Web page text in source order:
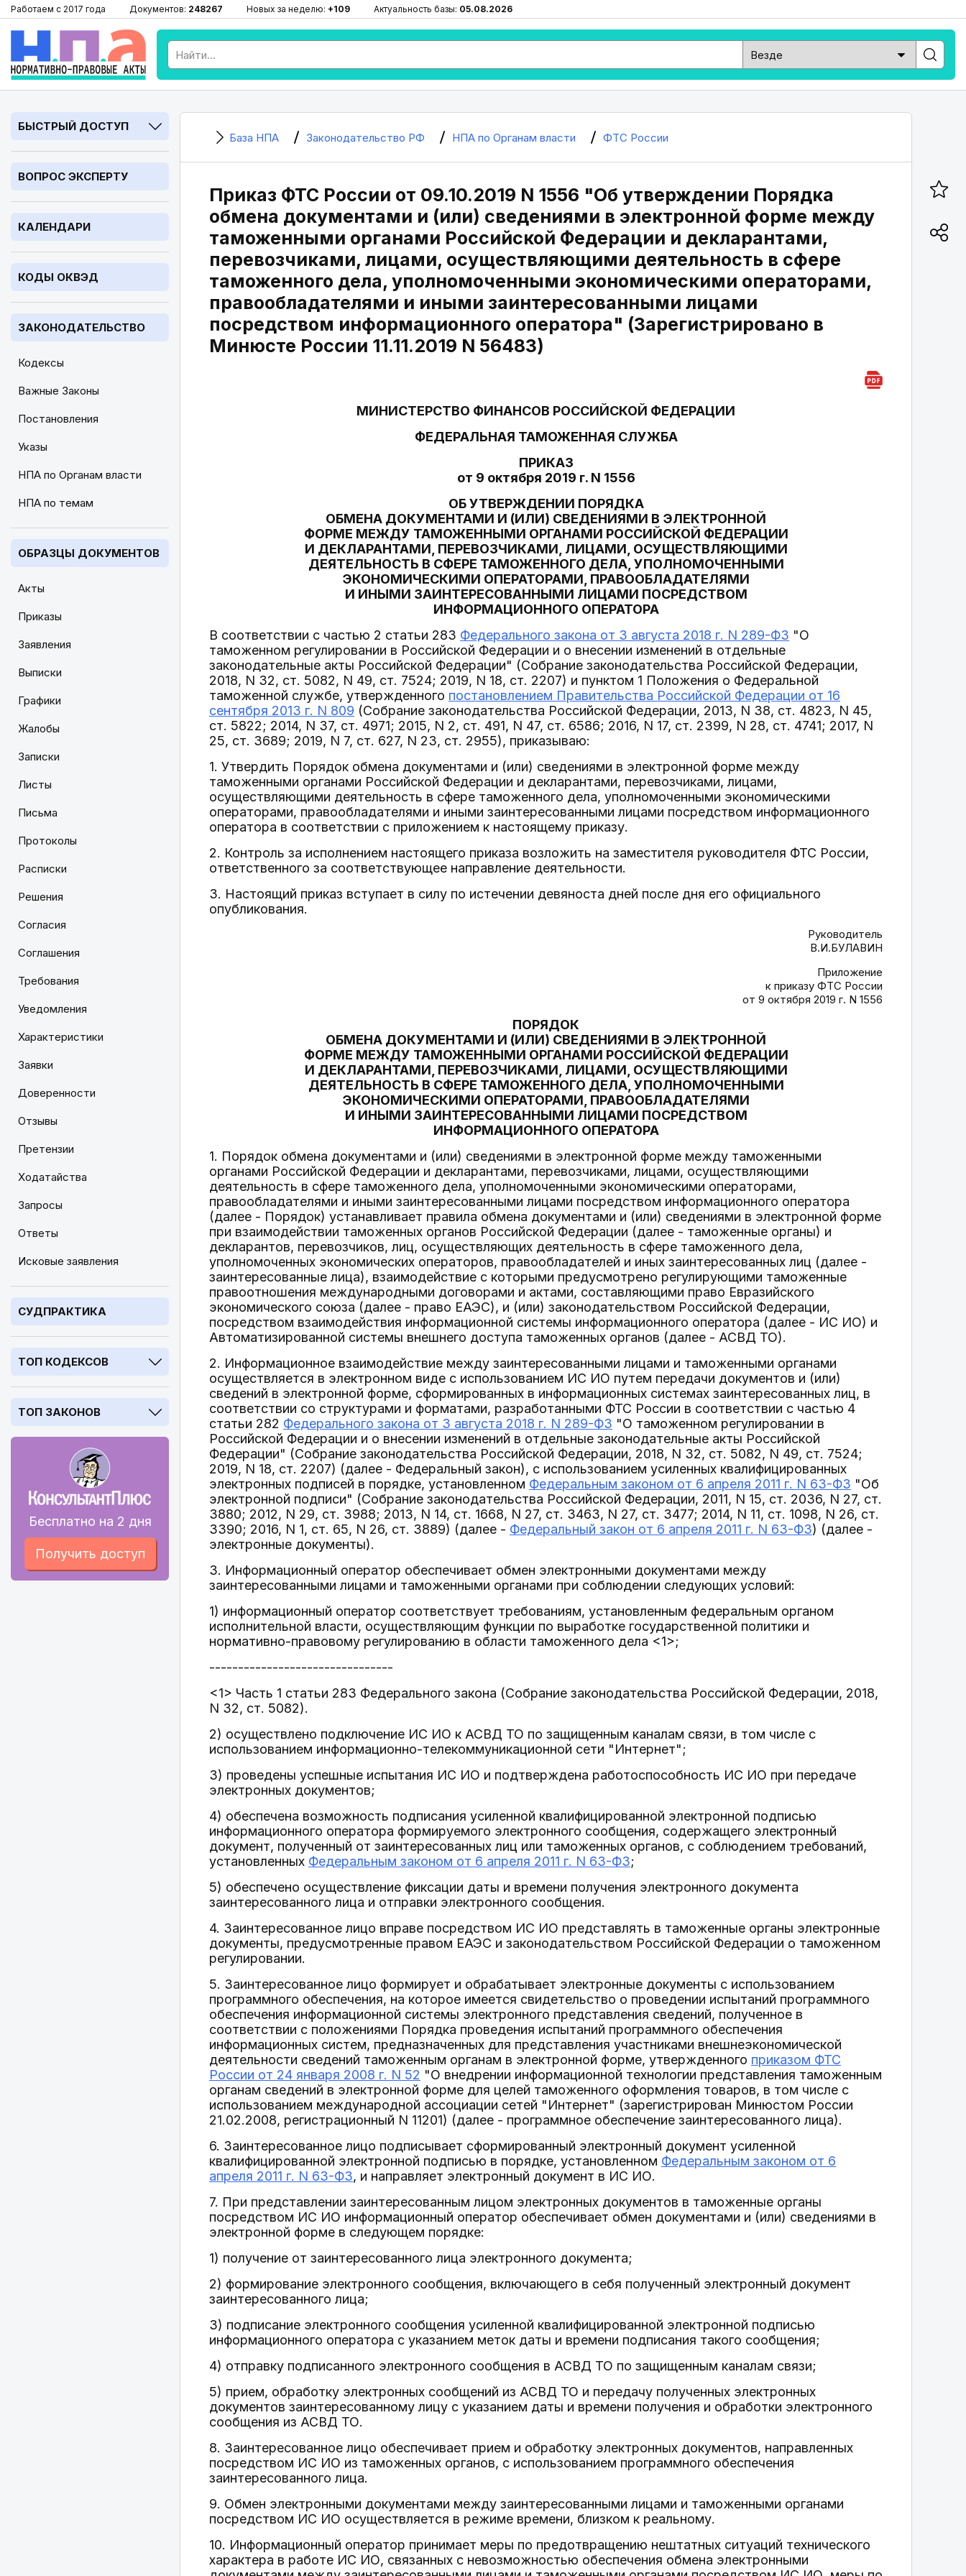
Работаем с 2017 года Документов: 248267 Новых за неделю: +109 Актуальность базы: 05.08.2026
БЫСТРЫЙ ДОСТУП
ВОПРОС ЭКСПЕРТУ
КАЛЕНДАРИ
КОДЫ ОКВЭД
ЗАКОНОДАТЕЛЬСТВО
Кодексы
Важные Законы
Постановления
Указы
НПА по Органам власти
НПА по темам
ОБРАЗЦЫ ДОКУМЕНТОВ
Акты
Приказы
Заявления
Выписки
Графики
Жалобы
Записки
Листы
Письма
Протоколы
Расписки
Решения
Согласия
Соглашения
Требования
Уведомления
Характеристики
Заявки
Доверенности
Отзывы
Претензии
Ходатайства
Запросы
Ответы
Исковые заявления
СУДПРАКТИКА
ТОП КОДЕКСОВ
ТОП ЗАКОНОВ
Бесплатно на 2 дня
Получить доступ
База НПА Законодательство РФ НПА по Органам власти ФТС России
Приказ ФТС России от 09.10.2019 N 1556 "Об утверждении Порядка
обмена документами и (или) сведениями в электронной форме между
таможенными органами Российской Федерации и декларантами,
перевозчиками, лицами, осуществляющими деятельность в сфере
таможенного дела, уполномоченными экономическими операторами,
правообладателями и иными заинтересованными лицами
посредством информационного оператора" (Зарегистрировано в
Минюсте России 11.11.2019 N 56483)
МИНИСТЕРСТВО ФИНАНСОВ РОССИЙСКОЙ ФЕДЕРАЦИИ
ФЕДЕРАЛЬНАЯ ТАМОЖЕННАЯ СЛУЖБА
ПРИКАЗ
от 9 октября 2019 г. N 1556
ОБ УТВЕРЖДЕНИИ ПОРЯДКА
ОБМЕНА ДОКУМЕНТАМИ И (ИЛИ) СВЕДЕНИЯМИ В ЭЛЕКТРОННОЙ
ФОРМЕ МЕЖДУ ТАМОЖЕННЫМИ ОРГАНАМИ РОССИЙСКОЙ ФЕДЕРАЦИИ
И ДЕКЛАРАНТАМИ, ПЕРЕВОЗЧИКАМИ, ЛИЦАМИ, ОСУЩЕСТВЛЯЮЩИМИ
ДЕЯТЕЛЬНОСТЬ В СФЕРЕ ТАМОЖЕННОГО ДЕЛА, УПОЛНОМОЧЕННЫМИ
ЭКОНОМИЧЕСКИМИ ОПЕРАТОРАМИ, ПРАВООБЛАДАТЕЛЯМИ
И ИНЫМИ ЗАИНТЕРЕСОВАННЫМИ ЛИЦАМИ ПОСРЕДСТВОМ
ИНФОРМАЦИОННОГО ОПЕРАТОРА
В соответствии с частью 2 статьи 283 Федерального закона от 3 августа 2018 г. N 289-ФЗ "О
таможенном регулировании в Российской Федерации и о внесении изменений в отдельные
законодательные акты Российской Федерации" (Собрание законодательства Российской Федерации,
2018, N 32, ст. 5082, N 49, ст. 7524; 2019, N 18, ст. 2207) и пунктом 1 Положения о Федеральной
таможенной службе, утвержденного постановлением Правительства Российской Федерации от 16
сентября 2013 г. N 809 (Собрание законодательства Российской Федерации, 2013, N 38, ст. 4823, N 45,
ст. 5822; 2014, N 37, ст. 4971; 2015, N 2, ст. 491, N 47, ст. 6586; 2016, N 17, ст. 2399, N 28, ст. 4741; 2017, N
25, ст. 3689; 2019, N 7, ст. 627, N 23, ст. 2955), приказываю:
1. Утвердить Порядок обмена документами и (или) сведениями в электронной форме между
таможенными органами Российской Федерации и декларантами, перевозчиками, лицами,
осуществляющими деятельность в сфере таможенного дела, уполномоченными экономическими
операторами, правообладателями и иными заинтересованными лицами посредством информационного
оператора в соответствии с приложением к настоящему приказу.
2. Контроль за исполнением настоящего приказа возложить на заместителя руководителя ФТС России,
ответственного за соответствующее направление деятельности.
3. Настоящий приказ вступает в силу по истечении девяноста дней после дня его официального
опубликования.
Руководитель
В.И.БУЛАВИН
Приложение
к приказу ФТС России
от 9 октября 2019 г. N 1556
ПОРЯДОК
ОБМЕНА ДОКУМЕНТАМИ И (ИЛИ) СВЕДЕНИЯМИ В ЭЛЕКТРОННОЙ
ФОРМЕ МЕЖДУ ТАМОЖЕННЫМИ ОРГАНАМИ РОССИЙСКОЙ ФЕДЕРАЦИИ
И ДЕКЛАРАНТАМИ, ПЕРЕВОЗЧИКАМИ, ЛИЦАМИ, ОСУЩЕСТВЛЯЮЩИМИ
ДЕЯТЕЛЬНОСТЬ В СФЕРЕ ТАМОЖЕННОГО ДЕЛА, УПОЛНОМОЧЕННЫМИ
ЭКОНОМИЧЕСКИМИ ОПЕРАТОРАМИ, ПРАВООБЛАДАТЕЛЯМИ
И ИНЫМИ ЗАИНТЕРЕСОВАННЫМИ ЛИЦАМИ ПОСРЕДСТВОМ
ИНФОРМАЦИОННОГО ОПЕРАТОРА
1. Порядок обмена документами и (или) сведениями в электронной форме между таможенными
органами Российской Федерации и декларантами, перевозчиками, лицами, осуществляющими
деятельность в сфере таможенного дела, уполномоченными экономическими операторами,
правообладателями и иными заинтересованными лицами посредством информационного оператора
(далее - Порядок) устанавливает правила обмена документами и (или) сведениями в электронной форме
при взаимодействии таможенных органов Российской Федерации (далее - таможенные органы) и
декларантов, перевозчиков, лиц, осуществляющих деятельность в сфере таможенного дела,
уполномоченных экономических операторов, правообладателей и иных заинтересованных лиц (далее -
заинтересованные лица), взаимодействие с которыми предусмотрено регулирующими таможенные
правоотношения международными договорами и актами, составляющими право Евразийского
экономического союза (далее - право ЕАЭС), и (или) законодательством Российской Федерации,
посредством взаимодействия информационной системы информационного оператора (далее - ИС ИО) и
Автоматизированной системы внешнего доступа таможенных органов (далее - АСВД ТО).
2. Информационное взаимодействие между заинтересованными лицами и таможенными органами
осуществляется в электронном виде с использованием ИС ИО путем передачи документов и (или)
сведений в электронной форме, сформированных в информационных системах заинтересованных лиц, в
соответствии со структурами и форматами, разработанными ФТС России в соответствии с частью 4
статьи 282 Федерального закона от 3 августа 2018 г. N 289-ФЗ "О таможенном регулировании в
Российской Федерации и о внесении изменений в отдельные законодательные акты Российской
Федерации" (Собрание законодательства Российской Федерации, 2018, N 32, ст. 5082, N 49, ст. 7524;
2019, N 18, ст. 2207) (далее - Федеральный закон), с использованием усиленных квалифицированных
электронных подписей в порядке, установленном Федеральным законом от 6 апреля 2011 г. N 63-ФЗ "Об
электронной подписи" (Собрание законодательства Российской Федерации, 2011, N 15, ст. 2036, N 27, ст.
3880; 2012, N 29, ст. 3988; 2013, N 14, ст. 1668, N 27, ст. 3463, N 27, ст. 3477; 2014, N 11, ст. 1098, N 26, ст.
3390; 2016, N 1, ст. 65, N 26, ст. 3889) (далее - Федеральный закон от 6 апреля 2011 г. N 63-ФЗ) (далее -
электронные документы).
3. Информационный оператор обеспечивает обмен электронными документами между
заинтересованными лицами и таможенными органами при соблюдении следующих условий:
1) информационный оператор соответствует требованиям, установленным федеральным органом
исполнительной власти, осуществляющим функции по выработке государственной политики и
нормативно-правовому регулированию в области таможенного дела <1>;
--------------------------------
<1> Часть 1 статьи 283 Федерального закона (Собрание законодательства Российской Федерации, 2018,
N 32, ст. 5082).
2) осуществлено подключение ИС ИО к АСВД ТО по защищенным каналам связи, в том числе с
использованием информационно-телекоммуникационной сети "Интернет";
3) проведены успешные испытания ИС ИО и подтверждена работоспособность ИС ИО при передаче
электронных документов;
4) обеспечена возможность подписания усиленной квалифицированной электронной подписью
информационного оператора формируемого электронного сообщения, содержащего электронный
документ, полученный от заинтересованных лиц или таможенных органов, с соблюдением требований,
установленных Федеральным законом от 6 апреля 2011 г. N 63-ФЗ;
5) обеспечено осуществление фиксации даты и времени получения электронного документа
заинтересованного лица и отправки электронного сообщения.
4. Заинтересованное лицо вправе посредством ИС ИО представлять в таможенные органы электронные
документы, предусмотренные правом ЕАЭС и законодательством Российской Федерации о таможенном
регулировании.
5. Заинтересованное лицо формирует и обрабатывает электронные документы с использованием
программного обеспечения, на которое имеется свидетельство о проведении испытаний программного
обеспечения информационной системы электронного представления сведений, полученное в
соответствии с положениями Порядка проведения испытаний программного обеспечения
информационных систем, предназначенных для представления участниками внешнеэкономической
деятельности сведений таможенным органам в электронной форме, утвержденного приказом ФТС
России от 24 января 2008 г. N 52 "О внедрении информационной технологии представления таможенным
органам сведений в электронной форме для целей таможенного оформления товаров, в том числе с
использованием международной ассоциации сетей "Интернет" (зарегистрирован Минюстом России
21.02.2008, регистрационный N 11201) (далее - программное обеспечение заинтересованного лица).
6. Заинтересованное лицо подписывает сформированный электронный документ усиленной
квалифицированной электронной подписью в порядке, установленном Федеральным законом от 6
апреля 2011 г. N 63-ФЗ, и направляет электронный документ в ИС ИО.
7. При представлении заинтересованным лицом электронных документов в таможенные органы
посредством ИС ИО информационный оператор обеспечивает обмен документами и (или) сведениями в
электронной форме в следующем порядке:
1) получение от заинтересованного лица электронного документа;
2) формирование электронного сообщения, включающего в себя полученный электронный документ
заинтересованного лица;
3) подписание электронного сообщения усиленной квалифицированной электронной подписью
информационного оператора с указанием меток даты и времени подписания такого сообщения;
4) отправку подписанного электронного сообщения в АСВД ТО по защищенным каналам связи;
5) прием, обработку электронных сообщений из АСВД ТО и передачу полученных электронных
документов заинтересованному лицу с указанием даты и времени получения и обработки электронного
сообщения из АСВД ТО.
8. Заинтересованное лицо обеспечивает прием и обработку электронных документов, направленных
посредством ИС ИО из таможенных органов, с использованием программного обеспечения
заинтересованного лица.
9. Обмен электронными документами между заинтересованными лицами и таможенными органами
посредством ИС ИО осуществляется в режиме времени, близком к реальному.
10. Информационный оператор принимает меры по предотвращению нештатных ситуаций технического
характера в работе ИС ИО, связанных с невозможностью обеспечения обмена электронными